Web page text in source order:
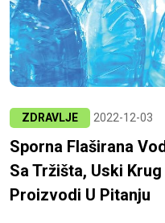
ZDRAVLJE 2022-12-03
Sporna Flaširana
Sa Tržišta, Uski
Proizvodi U Pitanju